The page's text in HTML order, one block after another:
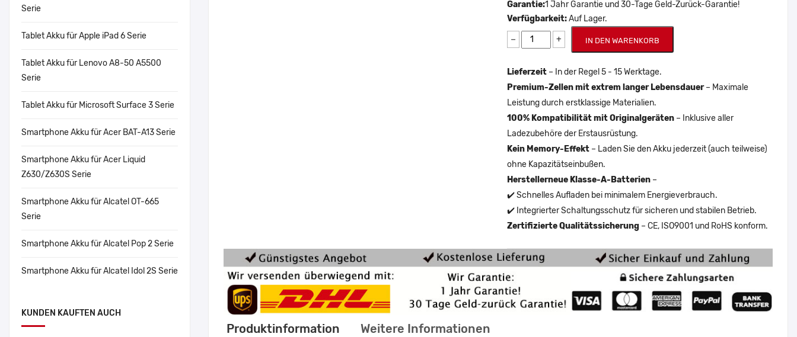
Serie
Tablet Akku für Apple iPad 6 Serie
Tablet Akku für Lenovo A8-50 A5500
Serie
Tablet Akku für Microsoft Surface 3 Serie
Smartphone Akku für Acer BAT-A13 Serie
Smartphone Akku für Acer Liquid
Z630/Z630S Serie
Smartphone Akku für Alcatel OT-665
Serie
Smartphone Akku für Alcatel Pop 2 Serie
Smartphone Akku für Alcatel Idol 2S Serie
KUNDEN KAUFTEN AUCH
Garantie:1 Jahr Garantie und 30-Tage Geld-Zurück-Garantie!
Verfügbarkeit:Auf Lager.
− + IN DEN WARENKORB
Lieferzeit – In der Regel 5 - 15 Werktage.
Premium-Zellen mit extrem langer Lebensdauer– Maximale
Leistung durch erstklassige Materialien.
100% Kompatibilität mit Originalgeräten – Inklusive aller
Ladezubehöre der Erstausrüstung.
Kein Memory-Effekt – Laden Sie den Akku jederzeit (auch teilweise)
ohne Kapazitätseinbußen.
Herstellerneue Klasse-A-Batterien –
✔️ Schnelles Aufladen bei minimalem Energieverbrauch.
✔️ Integrierter Schaltungsschutz für sicheren und stabilen Betrieb.
Zertifizierte Qualitätssicherung – CE, ISO9001 und RoHS konform.
Produktinformation Weitere Informationen